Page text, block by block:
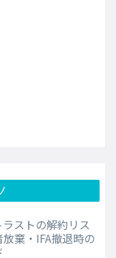
ストの解約リス
棄・IFA撤退時の